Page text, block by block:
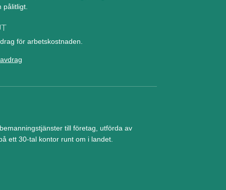
pålitligt.
för arbetskostnaden.
till företag, utförda av
ett 30-tal kontor runt om i landet.